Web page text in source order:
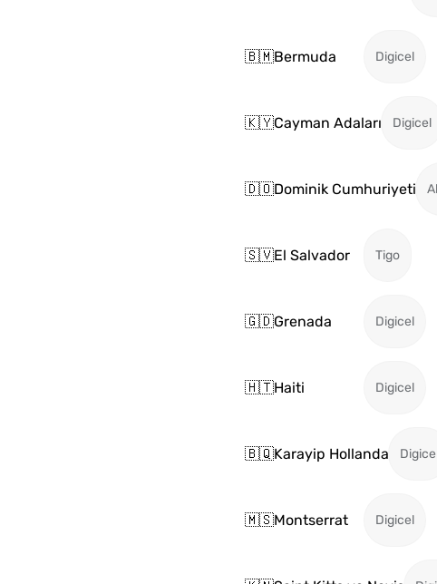
🇧🇲Bermuda Digicel
🇰🇾Cayman Adaları Digicel
🇩🇴Dominik Cumhuriyeti
🇸🇻El Salvador Tigo
🇬🇩Grenada Digicel
🇭🇹Haiti Digicel
🇧🇶Karayip Hollanda
🇲🇸Montserrat Digicel